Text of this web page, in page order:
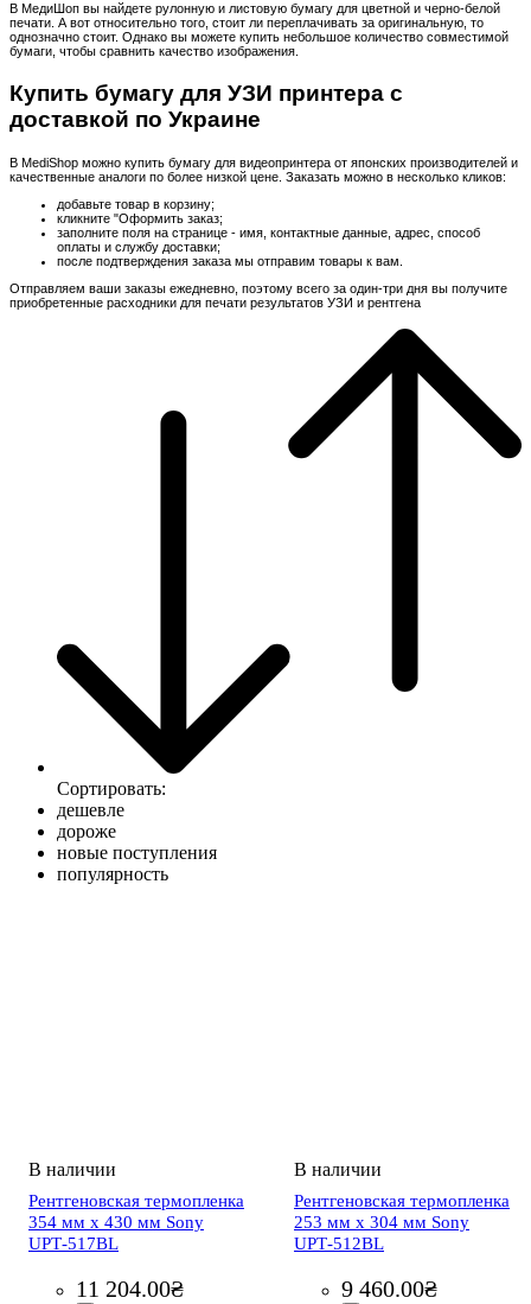
В МедиШоп вы найдете рулонную и листовую бумагу для цветной и черно-белой
печати. А вот относительно того, стоит ли переплачивать за оригинальную, то
однозначно стоит. Однако вы можете купить небольшое количество совместимой
бумаги, чтобы сравнить качество изображения.
Купить бумагу для УЗИ принтера с
доставкой по Украине
В MediShop можно купить бумагу для видеопринтера от японских производителей и
качественные аналоги по более низкой цене. Заказать можно в несколько кликов:
добавьте товар в корзину;
кликните "Оформить заказ;
заполните поля на странице - имя, контактные данные, адрес, способ
оплаты и службу доставки;
после подтверждения заказа мы отправим товары к вам.
Отправляем ваши заказы ежедневно, поэтому всего за один-три дня вы получите
приобретенные расходники для печати результатов УЗИ и рентгена
Сортировать:
дешевле
дороже
новые поступления
популярность
Рентгеновская термопленка
354 мм x 430 мм Sony
UPТ-517BL
11 204.00₴
Рентгеновская термопленка
253 мм x 304 мм Sony
UPТ-512BL
9 460.00₴